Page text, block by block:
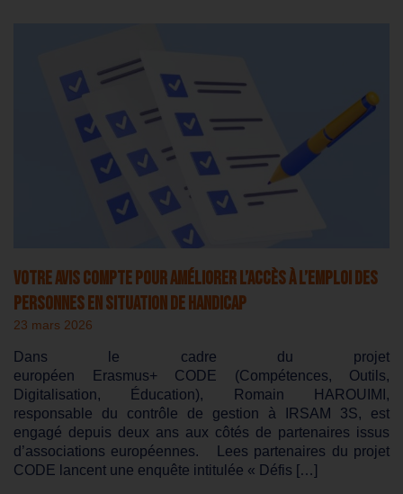
Votre avis compte pour améliorer l’accès à l’emploi des
personnes en situation de handicap
23 mars 2026
Dans le cadre du projet
européen Erasmus+ CODE (Compétences, Outils,
Digitalisation, Éducation), Romain HAROUIMI,
responsable du contrôle de gestion à IRSAM 3S, est
engagé depuis deux ans aux côtés de partenaires issus
d’associations européennes. Lees partenaires du projet
CODE lancent une enquête intitulée « Défis […]